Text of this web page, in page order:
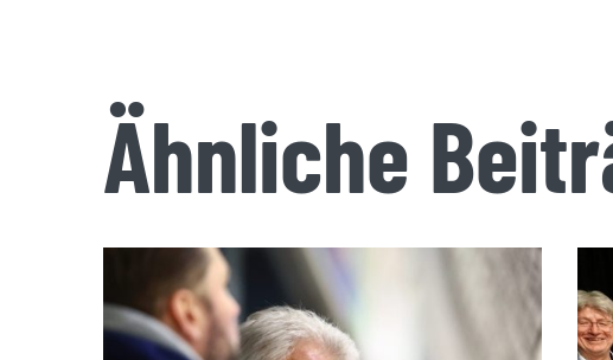
Ähnliche